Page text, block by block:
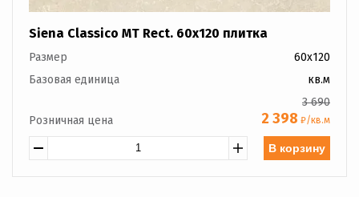
Siena Classico MT Rect. 60x120 плитка
Размер
60x120
Базовая единица
кв.м
Розничная цена
3 690
2 398 ₽/кв.м
В корзину